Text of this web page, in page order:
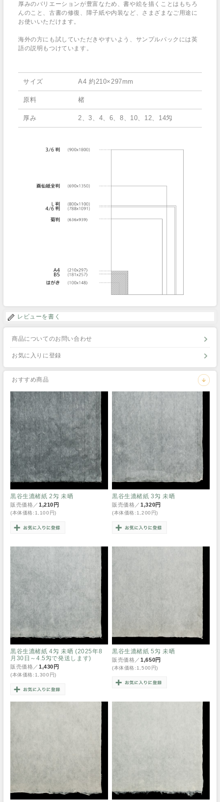
厚みのバリエーションが豊富なため、書や絵を描くことはもちろ
んのこと、古書の修復、障子紙や内装など、さまざまなご用途に
お使いいただけます。
海外の方にも試していただきやすいよう、サンプルパックには英
語の説明もつけています。
サイズ A4 約210×297mm
原料 楮
厚み 2、3、4、6、8、10、12、14匁
レビューを書く
商品についてのお問い合わせ
お気に入りに登録
おすすめ商品
黒谷生漉楮紙 2匁 未晒
販売価格／1,210円
(本体価格:1,100円)
黒谷生漉楮紙 3匁 未晒
販売価格／1,320円
(本体価格:1,200円)
黒谷生漉楮紙 4匁 未晒 (2025年8
月30日～4.5匁で発送します)
販売価格／1,430円
(本体価格:1,300円)
黒谷生漉楮紙 5匁 未晒
販売価格／1,650円
(本体価格:1,500円)